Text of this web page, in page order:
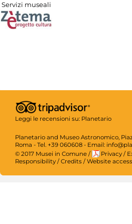
Servizi museali
Leggi le recensioni su: Planetario
Planetario and Museo Astronomico,
Roma - Tel. +39 060608 - Email:
© 2017 Musei in Comune / Privacy /
Responsibility / Credits / Website